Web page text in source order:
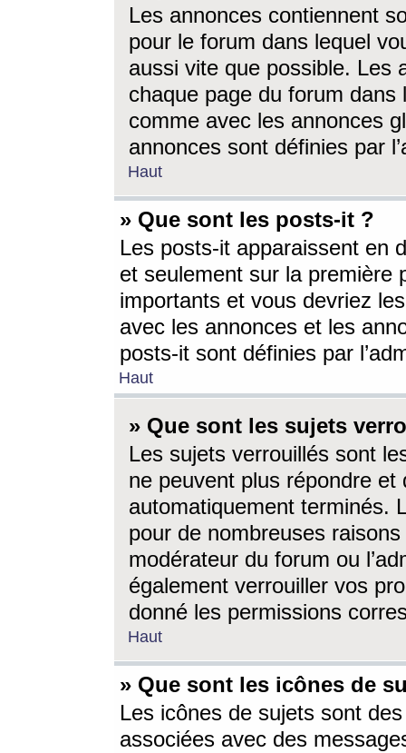
Les annonces contiennent
pour le forum dans lequel
aussi vite que possible. Les
chaque page du forum dans
comme avec les annonces
annonces sont définies par
Haut
» Que sont les posts-it ?
Les posts-it apparaissent en
et seulement sur la première
importants et vous devriez
avec les annonces et les
posts-it sont définies par
Haut
» Que sont les sujets
Les sujets verrouillés sont
ne peuvent plus répondre
automatiquement terminés.
pour de nombreuses
modérateur du forum ou
également verrouiller vos
donné les permissions
Haut
» Que sont les icônes de
Les icônes de sujets sont
associées avec des